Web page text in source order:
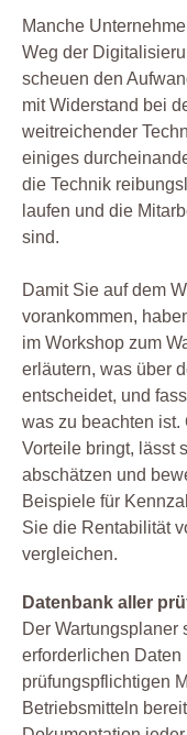
Manche
Weg der
scheuen den
mit Widerstand bei
weitreichender
einiges
die Technik
laufen und die
sind.
Damit Sie auf dem
vorankommen,
im Workshop zum
erläutern, was über
entscheidet, und
was zu beachten
Vorteile bringt, lässt
abschätzen und
Beispiele für
Sie die Rentabilität
vergleichen.
Datenbank aller
Der Wartungsplaner
erforderlichen Daten
prüfungspflichtigen
Betriebsmitteln